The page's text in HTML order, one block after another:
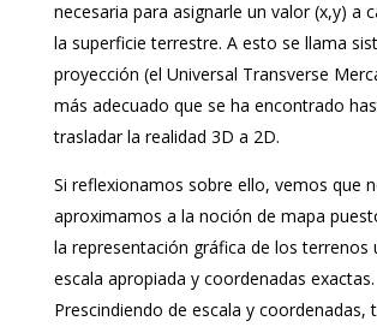
necesaria para asignarle un valor (x,y) a
la superficie terrestre. A esto se llama
proyección (el Universal Transverse
más adecuado que se ha encontrado
trasladar la realidad 3D a 2D.
Si reflexionamos sobre ello, vemos que
aproximamos a la noción de mapa
la representación gráfica de los terrenos
escala apropiada y coordenadas exactas.
Prescindiendo de escala y coordenadas,